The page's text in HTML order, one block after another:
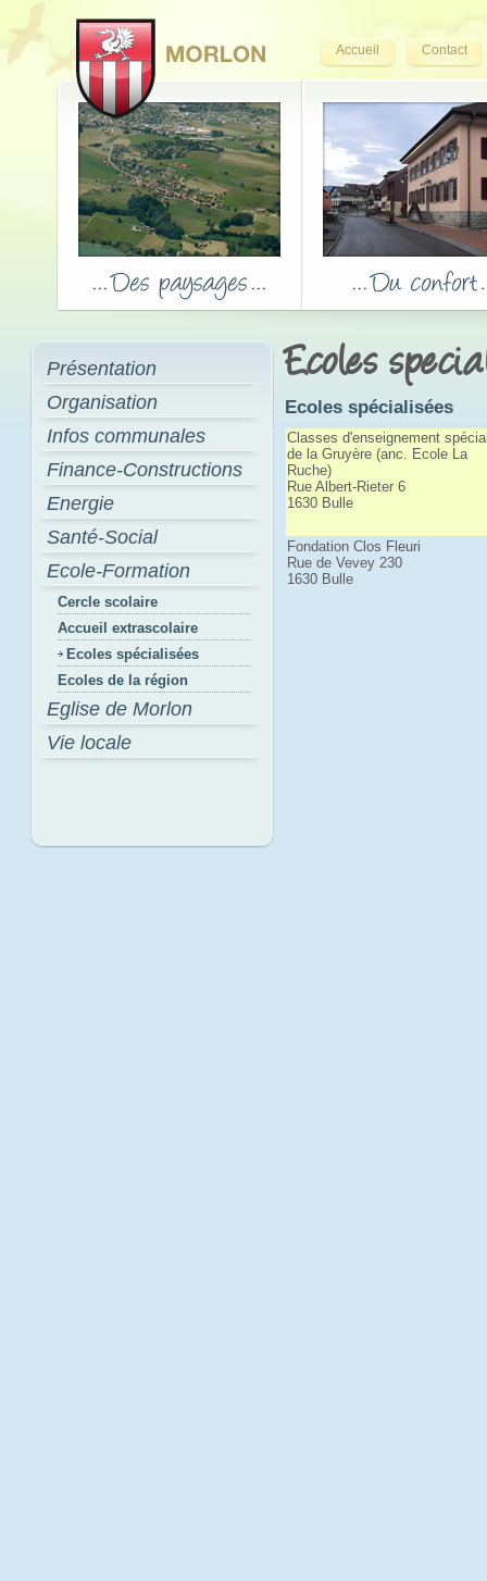
Accueil Contact
Présentation
Organisation
Infos communales
Finance-Constructions
Energie
Santé-Social
Ecole-Formation
Cercle scolaire
Accueil extrascolaire
Ecoles spécialisées
Ecoles de la région
Eglise de Morlon
Vie locale
Ecoles
Ecoles spécialisées
Classes d'enseignement
de la Gruyère (anc. Ecole La
Ruche)
Rue Albert-Rieter 6
1630 Bulle
Fondation Clos Fleuri
Rue de Vevey 230
1630 Bulle